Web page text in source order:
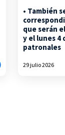
• También
que serán
y el lunes 4
patronales
29 julio 2026